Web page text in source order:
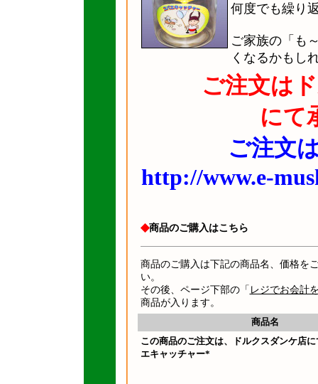
何度でも繰り
ご家族の「も
くなるかもし
ご注文は
にて
ご注文
http://www.e-
◆商品のご購入はこちら
商品のご購入は下記の商品名、価格を
い。
その後、ページ下部の「 レジでお会計
商品が入ります。
商品名
この商品のご注文は、ドルクスダンケ店
エキャッチャー*